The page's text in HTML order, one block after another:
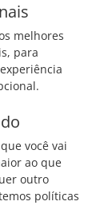
melhores
para
você vai
ao que
outro
políticas